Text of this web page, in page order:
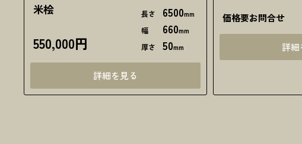
米桧
550,000円
長さ 6500mm
幅 660mm
厚さ 50mm
詳細を見る
価格要お問合せ
詳細